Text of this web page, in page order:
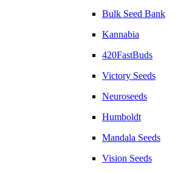
Bulk Seed Bank
Kannabia
420FastBuds
Victory Seeds
Neuroseeds
Humboldt
Mandala Seeds
Vision Seeds